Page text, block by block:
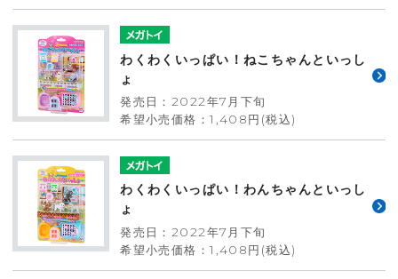
わくわくいっぱい！ねこちゃんといっし
ょ
発売日：2022年7月下旬
希望小売価格：1,408円(税込)
わくわくいっぱい！わんちゃんといっし
ょ
発売日：2022年7月下旬
希望小売価格：1,408円(税込)